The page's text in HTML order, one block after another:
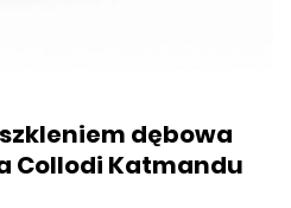
dębowa
Collodi Katmandu